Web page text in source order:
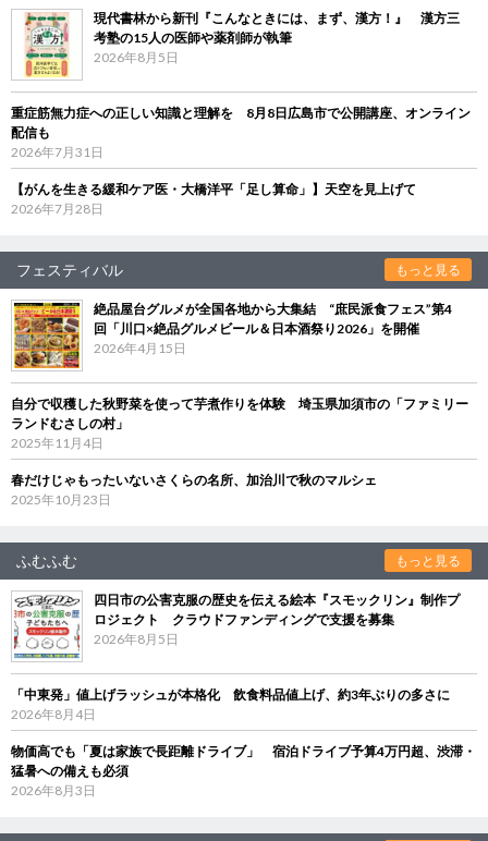
現代書林から新刊『こんなときには、まず、漢方！』 漢方三
考塾の15人の医師や薬剤師が執筆
2026年8月5日
重症筋無力症への正しい知識と理解を 8月8日広島市で公開講座、オンライン
配信も
2026年7月31日
【がんを生きる緩和ケア医・大橋洋平「足し算命」】天空を見上げて
2026年7月28日
フェスティバル もっと見る
絶品屋台グルメが全国各地から大集結 “庶民派食フェス”第4
回「川口×絶品グルメビール＆日本酒祭り2026」を開催
2026年4月15日
自分で収穫した秋野菜を使って芋煮作りを体験 埼玉県加須市の「ファミリー
ランドむさしの村」
2025年11月4日
春だけじゃもったいないさくらの名所、加治川で秋のマルシェ
2025年10月23日
ふむふむ もっと見る
四日市の公害克服の歴史を伝える絵本『スモックリン』制作プ
ロジェクト クラウドファンディングで支援を募集
2026年8月5日
「中東発」値上げラッシュが本格化 飲食料品値上げ、約3年ぶりの多さに
2026年8月4日
物価高でも「夏は家族で長距離ドライブ」 宿泊ドライブ予算4万円超、渋滞・
猛暑への備えも必須
2026年8月3日